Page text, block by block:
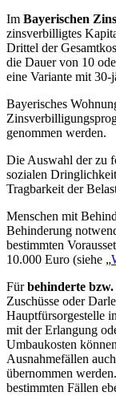
Im Bayerischen
zinsverbilligtes
Drittel der
die Dauer von 10
eine Variante mit
Bayerisches
genommen werden.
Die Auswahl der zu
sozialen
Tragbarkeit der
Menschen mit
Behinderung
bestimmten
10.000 Euro (siehe „
Fürbehinderte
Zuschüsse oder
Hauptfürsorgestelle
mit der Erlangung
Umbaukosten
Ausnahmefällen
übernommen
bestimmten Fällen